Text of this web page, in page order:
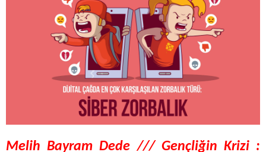
Melih Bayram Dede /// Gençliğin Krizi :